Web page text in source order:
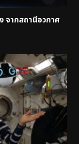
จากสถานีอวกาศ